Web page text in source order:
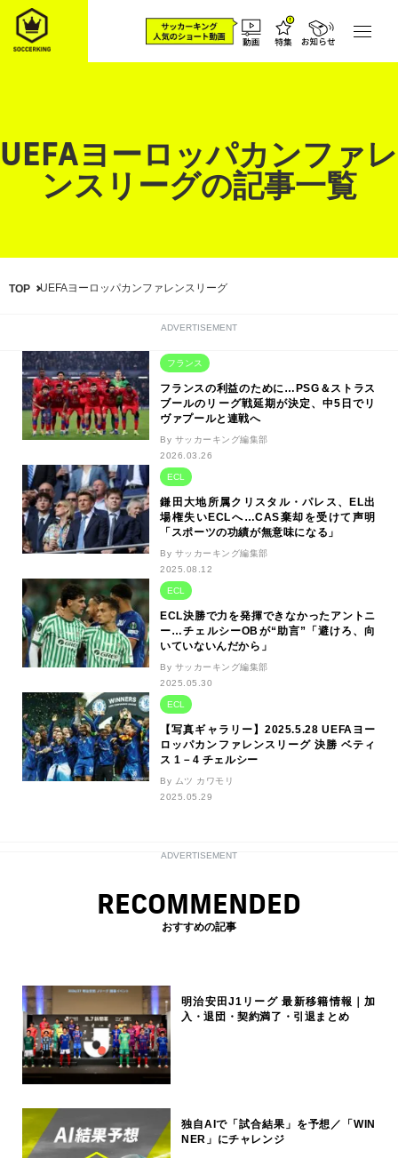
UEFAヨーロッパカンファレ
ンスリーグの記事一覧
TOP UEFAヨーロッパカンファレンスリーグ
ADVERTISEMENT
フランス
フランスの利益のために…PSG＆ストラス
ブールのリーグ戦延期が決定、中5日でリ
ヴァプールと連戦へ
By サッカーキング編集部
2026.03.26
ECL
鎌田大地所属クリスタル・パレス、EL出
場権失いECLへ…CAS棄却を受けて声明
「スポーツの功績が無意味になる」
By サッカーキング編集部
2025.08.12
ECL
ECL決勝で力を発揮できなかったアントニ
ー…チェルシーOBが“助言”「避けろ、向
いていないんだから」
By サッカーキング編集部
2025.05.30
ECL
【写真ギャラリー】2025.5.28 UEFAヨー
ロッパカンファレンスリーグ 決勝 ベティ
ス 1－4 チェルシー
By ムツ カワモリ
2025.05.29
ADVERTISEMENT
RECOMMENDED
おすすめの記事
明治安田J1リーグ 最新移籍情報｜加
入・退団・契約満了・引退まとめ
独自AIで「試合結果」を予想／「WIN
NER」にチャレンジ